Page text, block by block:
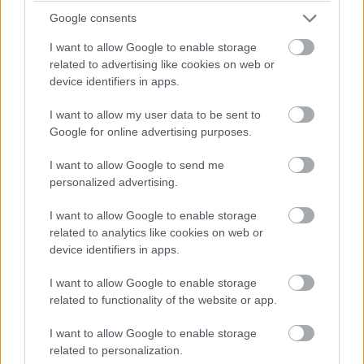
Google consents
I want to allow Google to enable storage
related to advertising like cookies on web or
device identifiers in apps.
I want to allow my user data to be sent to
Google for online advertising purposes.
I want to allow Google to send me
personalized advertising.
I want to allow Google to enable storage
related to analytics like cookies on web or
device identifiers in apps.
I want to allow Google to enable storage
related to functionality of the website or app.
I want to allow Google to enable storage
related to personalization.
büntetést kap, mert kipörgette a kerekét a bokszban! A
csapatvezető bakija a Le Mans-i kategóriagyőzelembe
Bergmeister, de a Keating következő, egyben utolsó kiállása
után valószínűleg beül majd a kétszeres Porsche Szuperkupa-,
Bleekemolen.
Az éllovas Signatechbe visszaült Pierre Thiriet. Azóta
már el is telt a hiányzó hét másodperce... A francia úrvezető
a vb-cím felé viszi a #36-os autót, de egy hibával mindkettőt
elbukhatják.